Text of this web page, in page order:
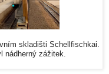
skladišti Schellfischkai.
nádherný zážitek.